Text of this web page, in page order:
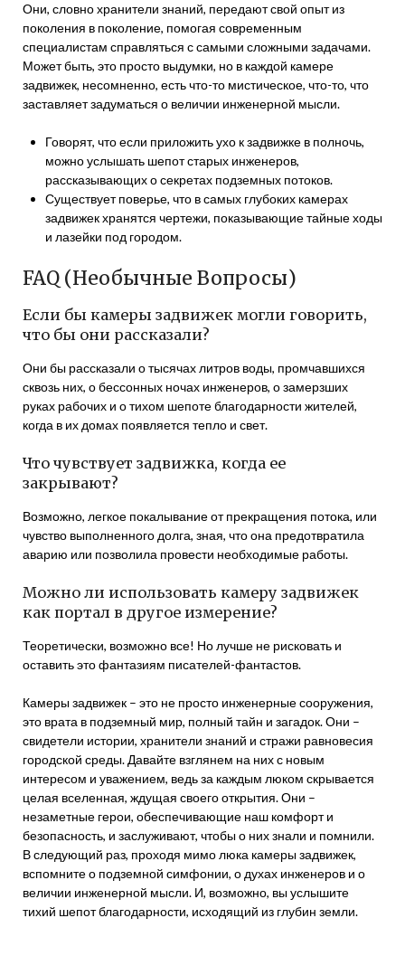
Они, словно хранители знаний, передают свой опыт из
поколения в поколение, помогая современным
специалистам справляться с самыми сложными задачами.
Может быть, это просто выдумки, но в каждой камере
задвижек, несомненно, есть что-то мистическое, что-то, что
заставляет задуматься о величии инженерной мысли.
Говорят, что если приложить ухо к задвижке в полночь,
можно услышать шепот старых инженеров,
рассказывающих о секретах подземных потоков.
Существует поверье, что в самых глубоких камерах
задвижек хранятся чертежи, показывающие тайные ходы
и лазейки под городом.
FAQ (Необычные Вопросы)
Если бы камеры задвижек могли говорить,
что бы они рассказали?
Они бы рассказали о тысячах литров воды, промчавшихся
сквозь них, о бессонных ночах инженеров, о замерзших
руках рабочих и о тихом шепоте благодарности жителей,
когда в их домах появляется тепло и свет.
Что чувствует задвижка, когда ее
закрывают?
Возможно, легкое покалывание от прекращения потока, или
чувство выполненного долга, зная, что она предотвратила
аварию или позволила провести необходимые работы.
Можно ли использовать камеру задвижек
как портал в другое измерение?
Теоретически, возможно все! Но лучше не рисковать и
оставить это фантазиям писателей-фантастов.
Камеры задвижек – это не просто инженерные сооружения,
это врата в подземный мир, полный тайн и загадок. Они –
свидетели истории, хранители знаний и стражи равновесия
городской среды. Давайте взглянем на них с новым
интересом и уважением, ведь за каждым люком скрывается
целая вселенная, ждущая своего открытия. Они –
незаметные герои, обеспечивающие наш комфорт и
безопасность, и заслуживают, чтобы о них знали и помнили.
В следующий раз, проходя мимо люка камеры задвижек,
вспомните о подземной симфонии, о духах инженеров и о
величии инженерной мысли. И, возможно, вы услышите
тихий шепот благодарности, исходящий из глубин земли.